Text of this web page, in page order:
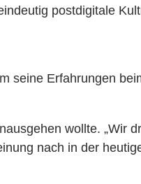
postdigitale
seine Erfahrungen
wollte. „Wir
nach in der